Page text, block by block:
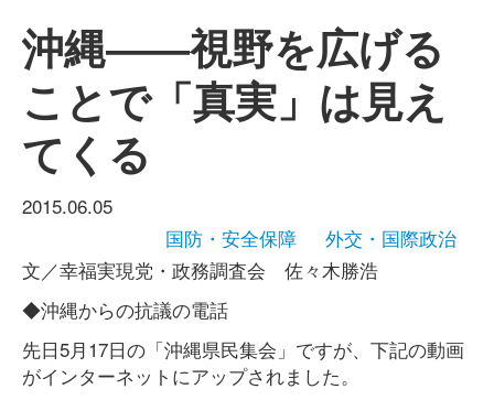
沖縄――視野を広げる
ことで「真実」は見え
てくる
2015.06.05
国防・安全保障
外交・国際政治
文／幸福実現党・政務調査会 佐々木勝浩
◆沖縄からの抗議の電話
先日5月17日の「沖縄県民集会」ですが、下記の動画
がインターネットにアップされました。